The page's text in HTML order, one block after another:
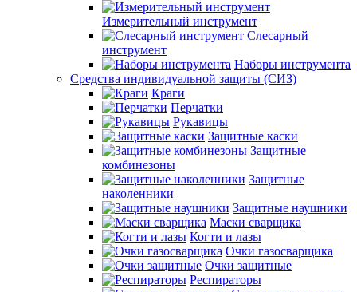
Измерительный инструмент
Слесарный
инструмент
Наборы инструмента
Средства индивидуальной защиты (СИЗ)
Краги
Перчатки
Рукавицы
Защитные каски
Защитные
комбинезоны
Защитные
наколенники
Защитные наушники
Маски сварщика
Когти и лазы
Очки газосварщика
Очки защитные
Респираторы